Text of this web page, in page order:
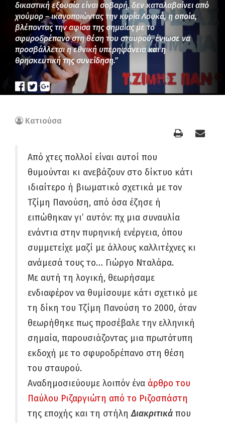
δικαστική εξουσία είναι σοβαρή, δεν καταλαβαίνει από
χιούμορ – ικανοποιώντας την κυρία Λουκά, η οποία,
βλέποντας την αφίσα της σημαίας με το
σφυροδρέπανο στη θέση του σταυρού, ένιωσε να
προσβάλλεται η εθνική υπερηφάνεια και η
θρησκευτική της συνείδηση.”
Κατιούσα
Από χτες πολλοί είναι αυτοί που
θυμούνται κι ανεβάζουν στο δίκτυο κάτι
ιδιαίτερο ή βιωματικό σχετικά με τον
Τζίμη Πανούση, από όσα έζησε ή
ειπώθηκαν γι’ αυτόν: πχ μια συναυλία
ενάντια στην πυρηνική ενέργεια, όπου
συμμετείχε μαζί με άλλους καλλιτέχνες κι
ανάμεσά τους το… Γιώργο Νταλάρα.
Με αυτή τη λογική, θεωρήσαμε
ενδιαφέρον να θυμίσουμε κάτι σχετικό με
τη δίκη του Τζίμη Πανούση το 2000, όταν
θεωρήθηκε πως προσέβαλε την ελληνική
σημαία, παρουσιάζοντας μια πρωτότυπη
εκδοχή με το σφυροδρέπανο στη θέση
του σταυρού.
Αναδημοσιεύουμε λοιπόν ένα άρθρο του
Παύλου Ριζαργιώτη από το Ριζοσπάστη
της εποχής και τη στήληΔιακριτικά που